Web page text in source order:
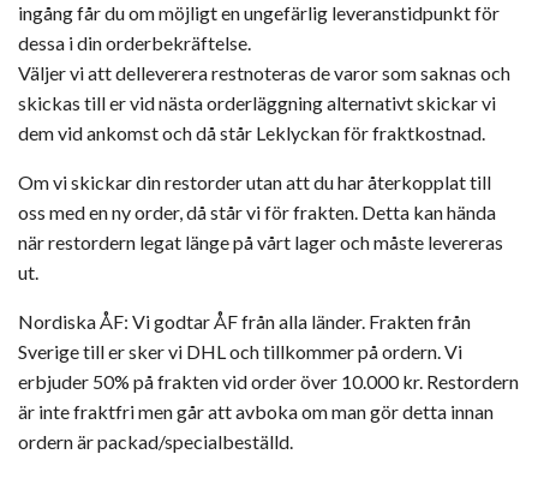
ingång får du om möjligt en ungefärlig leveranstidpunkt för
dessa i din orderbekräftelse.
Väljer vi att delleverera restnoteras de varor som saknas och
skickas till er vid nästa orderläggning alternativt skickar vi
dem vid ankomst och då står Leklyckan för fraktkostnad.
Om vi skickar din restorder utan att du har återkopplat till
oss med en ny order, då står vi för frakten. Detta kan hända
när restordern legat länge på vårt lager och måste levereras
ut.
Nordiska ÅF: Vi godtar ÅF från alla länder. Frakten från
Sverige till er sker vi DHL och tillkommer på ordern. Vi
erbjuder 50% på frakten vid order över 10.000 kr. Restordern
är inte fraktfri men går att avboka om man gör detta innan
ordern är packad/specialbeställd.